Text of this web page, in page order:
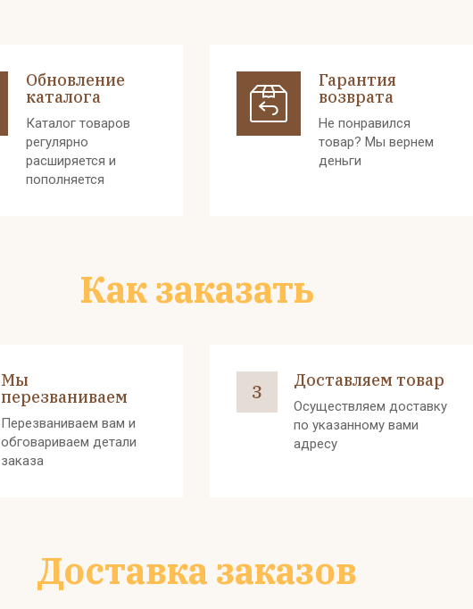
Обновление
каталога
Каталог товаров
регулярно
расширяется и
пополняется
Гарантия
возврата
Не понравился
товар? Мы вернем
деньги
Как заказать
Мы
перезваниваем
Перезваниваем вам и
обговариваем детали
заказа
3 Доставляем товар
Осуществляем доставку
по указанному вами
адресу
Доставка заказов